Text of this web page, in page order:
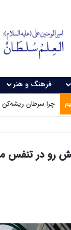
فرهنگ و هنر
چرا سرطان
رو در تنفس